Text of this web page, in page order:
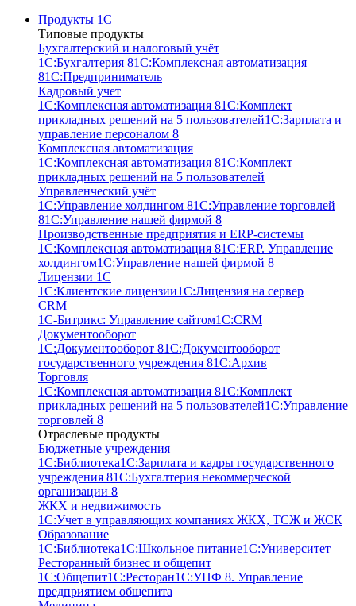
Продукты 1С
Типовые продукты
Бухгалтерский и налоговый учёт
1С:Бухгалтерия 81С:Комплексная автоматизация
81С:Предприниматель
Кадровый учет
1С:Комплексная автоматизация 81С:Комплект
прикладных решений на 5 пользователей1С:Зарплата и
управление персоналом 8
Комплексная автоматизация
1С:Комплексная автоматизация 81С:Комплект
прикладных решений на 5 пользователей
Управленческий учёт
1С:Управление холдингом 81С:Управление торговлей
81С:Управление нашей фирмой 8
Производственные предприятия и ERP-системы
1С:Комплексная автоматизация 81С:ERP. Управление
холдингом1С:Управление нашей фирмой 8
Лицензии 1С
1С:Клиентские лицензии1С:Лицензия на сервер
CRM
1С-Битрикс: Управление сайтом1С:CRM
Документооборот
1С:Документооборот 81С:Документооборот
государственного учреждения 81С:Архив
Торговля
1С:Комплексная автоматизация 81С:Комплект
прикладных решений на 5 пользователей1С:Управление
торговлей 8
Отраслевые продукты
Бюджетные учреждения
1С:Библиотека1С:Зарплата и кадры государственного
учреждения 81С:Бухгалтерия некоммерческой
организации 8
ЖКХ и недвижимость
1С:Учет в управляющих компаниях ЖКХ, ТСЖ и ЖСК
Образование
1С:Библиотека1С:Школьное питание1С:Университет
Ресторанный бизнес и общепит
1С:Общепит1С:Ресторан1С:УНФ 8. Управление
предприятием общепита